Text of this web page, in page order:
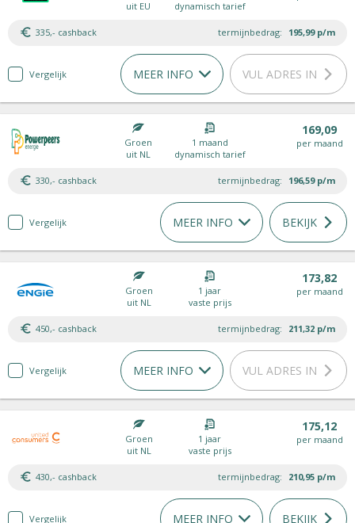
uit EU
dynamisch tarief
335,- cashback termijnbedrag: 195,99 p/m
Vergelijk MEER INFO VUL ADRES IN
Groen
uit NL
1 maand
dynamisch tarief
169,09
per maand
330,- cashback termijnbedrag: 196,59 p/m
Vergelijk MEER INFO BEKIJK
Groen
uit NL
1 jaar
vaste prijs
173,82
per maand
450,- cashback termijnbedrag: 211,32 p/m
Vergelijk MEER INFO VUL ADRES IN
Groen
uit NL
1 jaar
vaste prijs
175,12
per maand
430,- cashback termijnbedrag: 210,95 p/m
Vergelijk MEER INFO BEKIJK